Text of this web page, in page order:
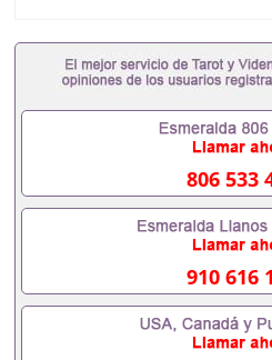
Correo Electrónico:
PaginaWeb: https://
Canal YouTube: “Ocultismo y
806 533
910 616